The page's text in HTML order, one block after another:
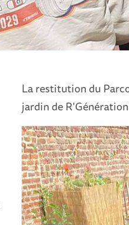
La restitution du
jardin de